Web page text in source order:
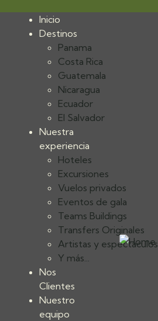
Inicio
Destinos
Panama
Costa Rica
Guatemala
Nicaragua
Ecuador
El Salvador
Nuestra
experiencia
Hoteles
Excursiones
Vuelos privados
Eventos de gala
Teams Buildings
Transfers Originales
Artistas y espectáculos
Y más...
Nos
Clientes
Nuestro
equipo